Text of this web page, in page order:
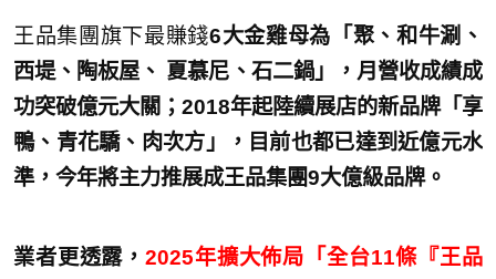
王品集團旗下最賺錢6大金雞母為 「聚、和牛涮、
西堤、陶板屋、 夏慕尼、石二鍋」，月營收成績成
功突破億元大關；2018年起陸續展店的新品牌「享
鴨、青花驕、肉次方」，目前也都已達到近億元水
準，今年將主力推展成王品集團9大億級品牌。
業者更透露，2025年擴大佈局「全台11條『王品